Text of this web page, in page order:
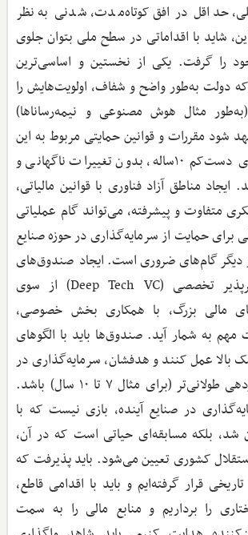
حداقل در افق کوتاه‌مدت، شدنی به نظر
شاید با اقداماتی در سطح ملی بتوان جلوی
را گرفت. یکی از نخستین و اساسی‌ترین
دولت به‌طور واضح و شفاف، اولویت‌هایش را
مثال هوش مصنوعی و نیمه‌رساناها)
مقررات و قوانین حمایتی مربوط به این
حوزه‌ها برای دوره‌ای دست‌کم ۱۰ساله، بدون تغییرات ناگهانی و
ایجاد مناطق آزاد فناوری با قوانین مالیاتی،
متفاوت و پیشرفته، می‌تواند گام عملیاتی
برای حمایت از سرمایه‌گذاری‌ در حوزه صنایع
دیگر گام‌های ضروری است. ایجاد صندوق‌های
سرمایه‌گذاری خطرپذیر تخصصی (Deep Tech VC) از سوی
مالی بزرگ، با همکاری بخش خصوصی،
مهم به شمار آید. صندوق‌ها باید با الگو‌های
بالا عمل کنند و هدفشان، سرمایه‌گذاری در
طرح‌های با افق بازدهی طولانی‌تر (برای مثال ۷ تا ۱۰ سال) باشد.
در صنایع آینده، بازی نیست که با
شد، بلکه مسابقه‌ای حیاتی است که در آن،
کشوری تعیین می‌شود. باید پذیرفت که
قرار گرفته‌ایم و باید با اقدامی قاطع،
را برداریم و منابع مالی را به سمت